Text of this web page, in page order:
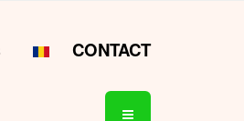
CONTACT